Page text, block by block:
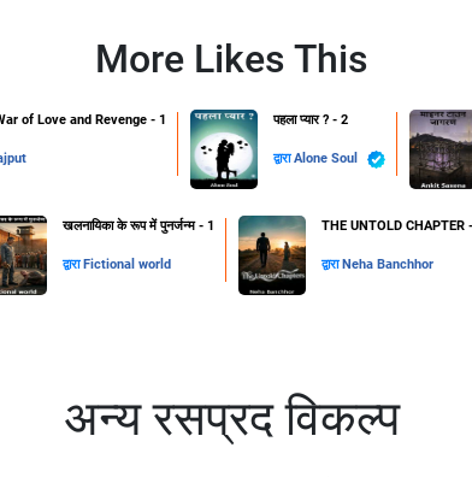
More Likes This
of Love and Revenge - 1 पहला प्यार ? - 2
द्वाराAlone Soul
खलनायिका के रूप में पुनर्जन्म - 1
द्वारा Fictional world
THE UNTOLD CHAPTER
द्वारा Neha Banchhor
अन्य रसप्रद विकल्प